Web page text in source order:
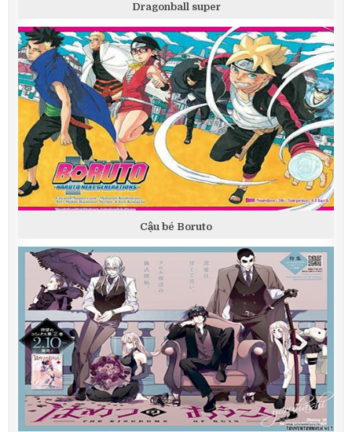
Dragonball super
Cậu bé Boruto